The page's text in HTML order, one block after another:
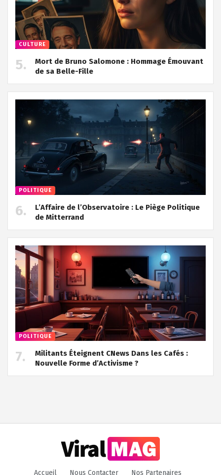
CULTURE
Mort de Bruno Salomone : Hommage Émouvant
de sa Belle-Fille
POLITIQUE
L’Affaire de l’Observatoire : Le Piège Politique
de Mitterrand
POLITIQUE
Militants Éteignent CNews Dans les Cafés :
Nouvelle Forme d’Activisme ?
Accueil Nous Contacter Nos Partenaires